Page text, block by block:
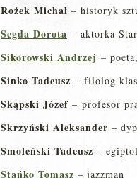
Rożek Michał – historyk
Segda Dorota – aktorka
Sikorowski Andrzej –
Sinko Tadeusz – filolog
Skąpski Józef – profesor
Skrzyński Aleksander –
Smoleński Tadeusz –
Stańko Tomasz – jazzman